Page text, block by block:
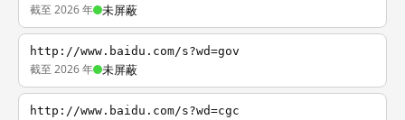
截至 2026 年 未屏蔽
http://www.baidu.com/s?wd=gov
截至 2026 年 未屏蔽
http://www.baidu.com/s?wd=cgc